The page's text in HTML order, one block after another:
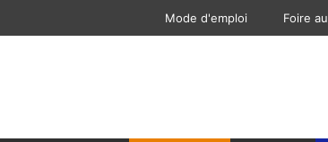
Mode d'emploi Foire